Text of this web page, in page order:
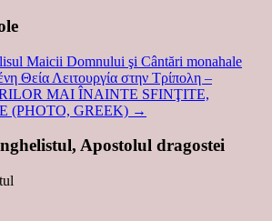
Maicii Domnului şi Cântări monahale
Θεία Λειτουργία στην Τρίπολη –
MAI ÎNAINTE SFINŢITE,
(PHOTO, GREEK) →
Apostolul dragostei